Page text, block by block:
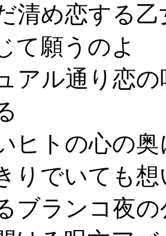
清め恋する
て願うのよ
アル通り恋
ヒトの心の
りでいても
ブランコ夜の